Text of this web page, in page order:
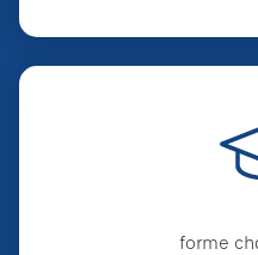
forme